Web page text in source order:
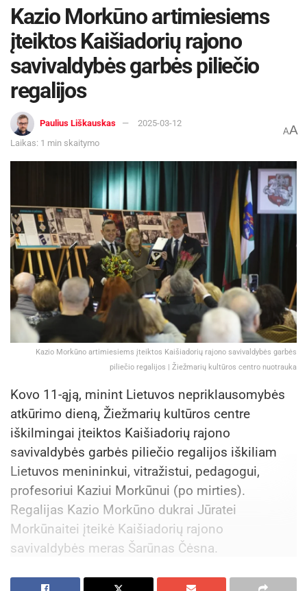
Kazio Morkūno artimiesiems
įteiktos Kaišiadorių rajono
savivaldybės garbės piliečio
regalijos
Paulius Liškauskas
2025-03-12
Laikas: 1 min skaitymo
AA
Kazio Morkūno artimiesiems įteiktos Kaišiadorių rajono savivaldybės garbės
piliečio regalijos | Žiežmarių kultūros centro nuotrauka
Kovo 11-ąją, minint Lietuvos nepriklausomybės
atkūrimo dieną, Žiežmarių kultūros centre
iškilmingai įteiktos Kaišiadorių rajono
savivaldybės garbės piliečio regalijos iškiliam
Lietuvos menininkui, vitražistui, pedagogui,
profesoriui Kaziui Morkūnui (po mirties).
Regalijas Kazio Morkūno dukrai Jūratei
Morkūnaitei įteikė Kaišiadorių rajono
savivaldybės meras Šarūnas Čėsna.